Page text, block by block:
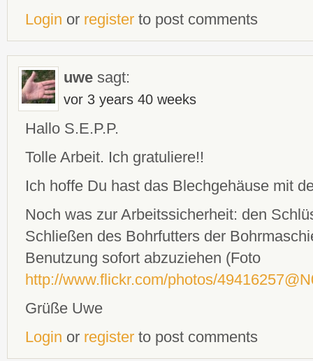
Login or register to post comments
uwe sagt:
vor 3 years 40 weeks
Hallo S.E.P.P.
Tolle Arbeit. Ich gratuliere!!
Ich hoffe Du hast das Blechgehäuse mit
Noch was zur Arbeitssicherheit: den
Schließen des Bohrfutters der
Benutzung sofort abzuziehen (Foto
http://www.flickr.com/photos/
Grüße Uwe
Login or register to post comments